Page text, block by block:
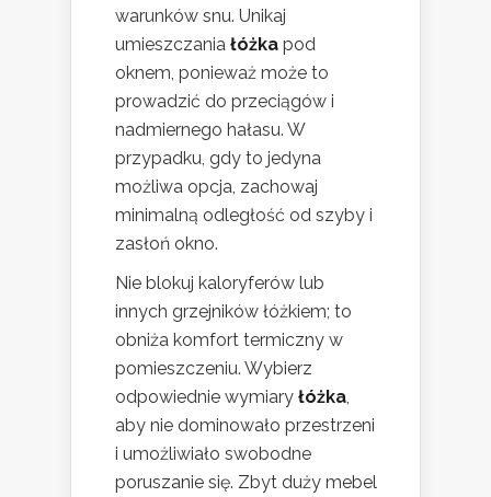
warunków snu. Unikaj
umieszczania łóżka pod
oknem, ponieważ może to
prowadzić do przeciągów i
nadmiernego hałasu. W
przypadku, gdy to jedyna
możliwa opcja, zachowaj
minimalną odległość od szyby i
zasłoń okno.
Nie blokuj kaloryferów lub
innych grzejników łóżkiem; to
obniża komfort termiczny w
pomieszczeniu. Wybierz
odpowiednie wymiary łóżka,
aby nie dominowało przestrzeni
i umożliwiało swobodne
poruszanie się. Zbyt duży mebel